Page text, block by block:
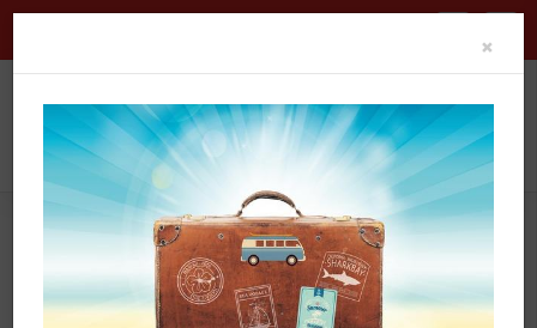
News Newsroom Bodyfit
×